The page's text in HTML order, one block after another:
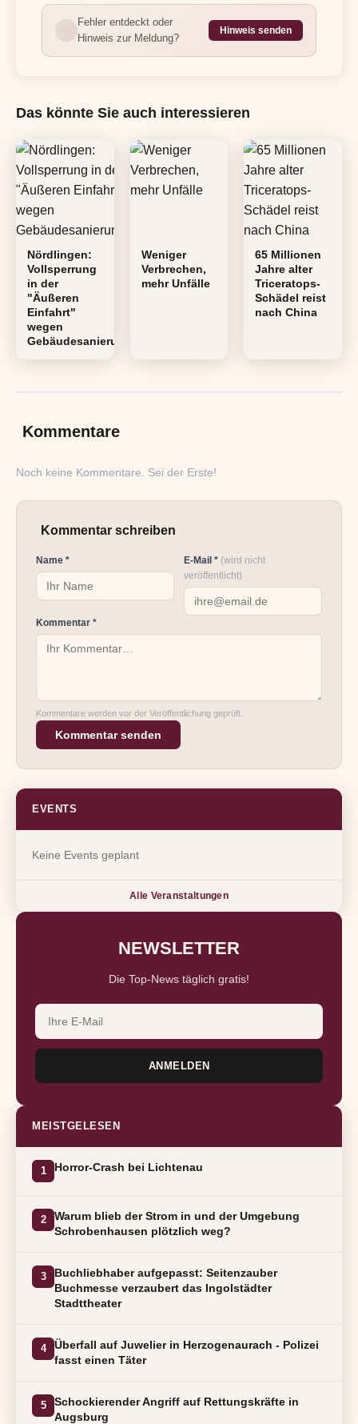
Fehler entdeckt oder
Hinweis zur Meldung?
Hinweis senden
Das könnte Sie auch interessieren
Nördlingen:
Vollsperrung
in der
"Äußeren
Einfahrt"
wegen
Gebäudesanierung
Weniger
Verbrechen,
mehr Unfälle
65 Millionen
Jahre alter
Triceratops-
Schädel reist
nach China
Kommentare
Noch keine Kommentare. Sei der Erste!
Kommentar schreiben
Name * E-Mail * (wird nicht
veröffentlicht)
Kommentar *
Kommentare werden vor der Veröffentlichung geprüft.
Kommentar senden
EVENTS
Keine Events geplant
Alle Veranstaltungen
NEWSLETTER
Die Top-News täglich gratis!
ANMELDEN
MEISTGELESEN
1 Horror-Crash bei Lichtenau
2
Warum blieb der Strom in und der Umgebung
Schrobenhausen plötzlich weg?
3
Buchliebhaber aufgepasst: Seitenzauber
Buchmesse verzaubert das Ingolstädter
Stadttheater
4
Überfall auf Juwelier in Herzogenaurach - Polizei
fasst einen Täter
5
Schockierender Angriff auf Rettungskräfte in
Augsburg